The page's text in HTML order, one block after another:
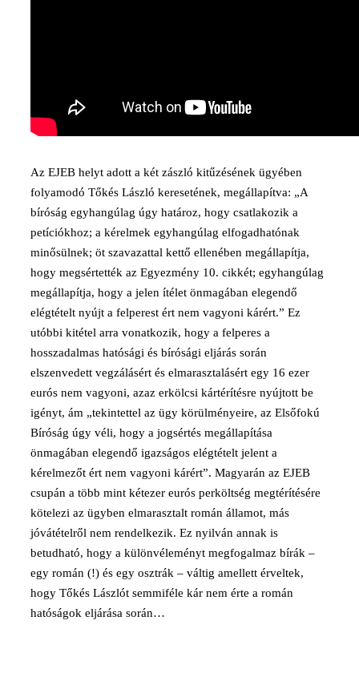
Az EJEB helyt adott a két zászló kitűzésének ügyében
folyamodó Tőkés László keresetének, megállapítva: „A
bíróság egyhangúlag úgy határoz, hogy csatlakozik a
petíciókhoz; a kérelmek egyhangúlag elfogadhatónak
minősülnek; öt szavazattal kettő ellenében megállapítja,
hogy megsértették az Egyezmény 10. cikkét; egyhangúlag
megállapítja, hogy a jelen ítélet önmagában elegendő
elégtételt nyújt a felperest ért nem vagyoni kárért.” Ez
utóbbi kitétel arra vonatkozik, hogy a felperes a
hosszadalmas hatósági és bírósági eljárás során
elszenvedett vegzálásért és elmarasztalásért egy 16 ezer
eurós nem vagyoni, azaz erkölcsi kártérítésre nyújtott be
igényt, ám „tekintettel az ügy körülményeire, az Elsőfokú
Bíróság úgy véli, hogy a jogsértés megállapítása
önmagában elegendő igazságos elégtételt jelent a
kérelmezőt ért nem vagyoni kárért”. Magyarán az EJEB
csupán a több mint kétezer eurós perköltség megtérítésére
kötelezi az ügyben elmarasztalt román államot, más
jóvátételről nem rendelkezik. Ez nyilván annak is
betudható, hogy a különvéleményt megfogalmaz bírák –
egy román (!) és egy osztrák – váltig amellett érveltek,
hogy Tőkés Lászlót semmiféle kár nem érte a román
hatóságok eljárása során…